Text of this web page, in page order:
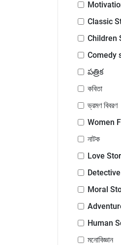
Classic
Children
Comedy
పత్రిక
কবিতা
ভ্রমণ বিবরণ
Women
নাটক
Love
Moral
Human
মনোবিজ্ঞান